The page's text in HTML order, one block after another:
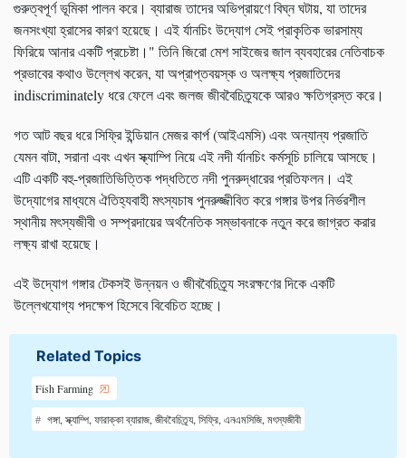
জনসংখ্যা হ্রাসের কারণ হয়েছে। এই র্যানচিং উদ্যোগ সেই প্রাকৃতিক ভারসাম্য
ফিরিয়ে আনার একটি প্রচেষ্টা।" তিনি জিরো মেশ সাইজের জাল ব্যবহারের নেতিবাচক
প্রভাবের কথাও উল্লেখ করেন, যা অপ্রাপ্তবয়স্ক ও অলক্ষ্য প্রজাতিদের
indiscriminately ধরে ফেলে এবং জলজ জীববৈচিত্র্যকে আরও ক্ষতিগ্রস্ত করে।
যেমন বাটা, সরানা এবং এখন স্ক্যাম্পি নিয়ে এই নদী র্যানচিং কর্মসূচি চালিয়ে আসছে।
এটি একটি বহু-প্রজাতিভিত্তিক পদ্ধতিতে নদী পুনরুদ্ধারের প্রতিফলন। এই
উদ্যোগের মাধ্যমে ঐতিহ্যবাহী মৎস্যচাষ পুনরুজ্জীবিত করে গঙ্গার উপর নির্ভরশীল
স্থানীয় মৎস্যজীবী ও সম্প্রদায়ের অর্থনৈতিক সম্ভাবনাকে নতুন করে জাগ্রত করার
লক্ষ্য রাখা হয়েছে।
উল্লেখযোগ্য পদক্ষেপ হিসেবে বিবেচিত হচ্ছে।
Related Topics
গঙ্গা, স্ক্যাম্পি, ফারাক্কা ব্যারাজ, জীববৈচিত্র্য, সিফ্রি, এনএমসিজি, মৎস্যজীবী